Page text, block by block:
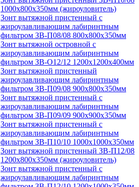
1000х800х350мм (жироуловитель)
Зонт вытяжной пристенный с
жироулавливающим лабиринтным
фильтром ЗВ-П08/08 800х800х350мм
Зонт вытяжной островной с
жироулавливающим лабиринтным
фильтром ЗВ-О12/12 1200х1200х400мм
Зонт вытяжной пристенный
жироулавливающим лабиринтным
фильтром ЗВ-П09/08 900х800х350мм
Зонт вытяжной пристенный с
жироулавливающим лабиринтным
фильтром ЗВ-П09/09 900х900х350мм
Зонт вытяжной пристенный с
жироулавливающим лабиринтным
фильтром ЗВ-П10/10 1000х1000х350мм
Зонт вытяжной пристенный ЗВ-П12/08
1200х800х350мм (жироуловитель)
Зонт вытяжной пристенный с
жироулавливающим лабиринтным